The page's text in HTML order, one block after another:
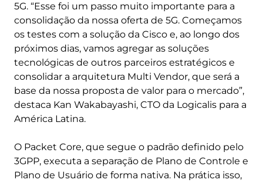
5G. “Esse foi um passo muito importante para a
consolidação da nossa oferta de 5G. Começamos
os testes com a solução da Cisco e, ao longo dos
próximos dias, vamos agregar as soluções
tecnológicas de outros parceiros estratégicos e
consolidar a arquitetura Multi Vendor, que será a
base da nossa proposta de valor para o mercado”,
destaca Kan Wakabayashi, CTO da Logicalis para a
América Latina.
O Packet Core, que segue o padrão definido pelo
3GPP, executa a separação de Plano de Controle e
Plano de Usuário de forma nativa. Na prática isso,